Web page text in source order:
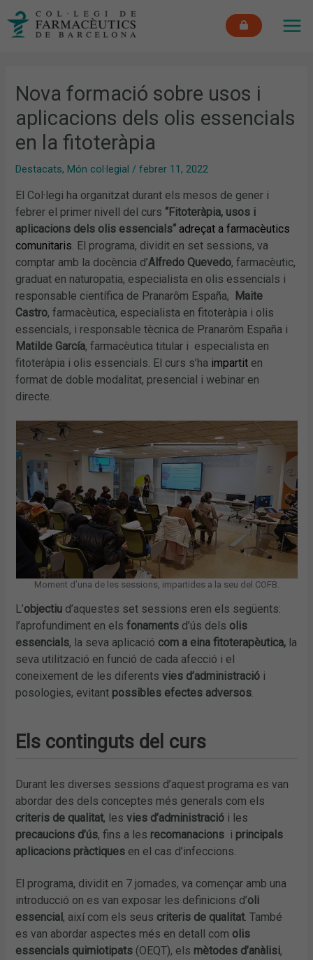
Nova formació sobre usos i
aplicacions dels olis essencials
en la fitoteràpia
Destacats, Món col·legial /febrer 11, 2022
El Col·legi ha organitzat durant els mesos de gener i
febrer el primer nivell del curs “Fitoteràpia, usos i
aplicacions dels olis essencials“ adreçat a farmacèutics
comunitaris. El programa, dividit en set sessions, va
comptar amb la docència d’Alfredo Quevedo, farmacèutic,
graduat en naturopatia, especialista en olis essencials i
responsable científica de Pranarôm España,
Maite
Castro, farmacèutica, especialista en fitoteràpia i olis
essencials, i responsable tècnica de Pranarôm España i
Matilde García, farmacèutica titular i especialista en
fitoteràpia i olis essencials. El curs s’ha impartit en
format de doble modalitat, presencial i webinar en
directe.
Moment d’una de les sessions, impartides a la seu del COFB.
L’objectiu d’aquestes set sessions eren els següents:
l’aprofundiment en elsfonaments d’ús dels olis
essencials, la seva aplicació com a eina fitoterapèutica, la
seva utilització en funció de cada afecció i el
coneixement de les diferentsvies d’administració i
posologies, evitant possibles efectes adversos.
Els continguts del curs
Durant les diverses sessions d’aquest programa es van
abordar des dels conceptes més generals com els
criteris de qualitat, lesvies d’administració i les
precaucions d’ús, fins a les recomanacions i principals
aplicacions pràctiques en el cas d’infeccions.
El programa, dividit en 7 jornades, va començar amb una
introducció on es van exposar les definicions d’oli
essencial, així com els seus criteris de qualitat. També
es van abordar aspectes més en detall com olis
essencials quimiotipats (OEQT), els mètodes d’anàlisi,